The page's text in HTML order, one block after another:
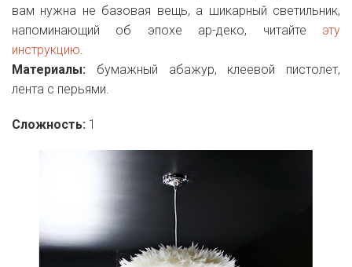
вам нужна не базовая вещь, а шикарный светильник,
напоминающий об эпохе ар-деко, читайте эту
инструкцию.
Материалы: бумажный абажур, клеевой пистолет,
лента с перьями.
Сложность: 1